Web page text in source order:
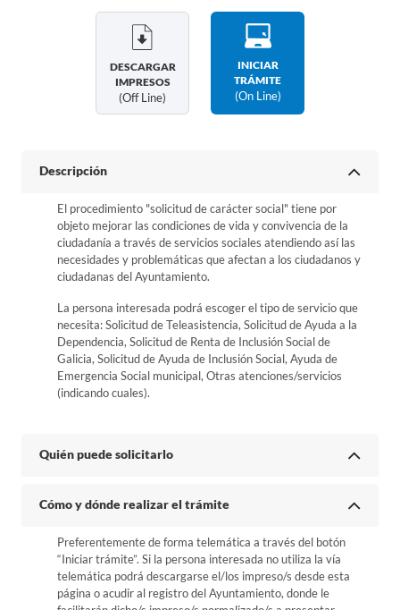
DESCARGAR
IMPRESOS
(off Line)
INICIAR
TRÁMITE
(on Line)
Descripción
El procedimiento "solicitud de carácter social" tiene por
objeto mejorar las condiciones de vida y convivencia de la
ciudadanía a través de servicios sociales atendiendo así las
necesidades y problemáticas que afectan a los ciudadanos y
ciudadanas del Ayuntamiento.
La persona interesada podrá escoger el tipo de servicio que
necesita: Solicitud de Teleasistencia, Solicitud de Ayuda a la
Dependencia, Solicitud de Renta de Inclusión Social de
Galicia, Solicitud de Ayuda de Inclusión Social, Ayuda de
Emergencia Social municipal, Otras atenciones/servicios
(indicando cuales).
Quién puede solicitarlo
Cómo y dónde realizar el trámite
Preferentemente de forma telemática a través del botón
“Iniciar trámite”. Si la persona interesada no utiliza la vía
telemática podrá descargarse el/los impreso/s desde esta
página o acudir al registro del Ayuntamiento, donde le